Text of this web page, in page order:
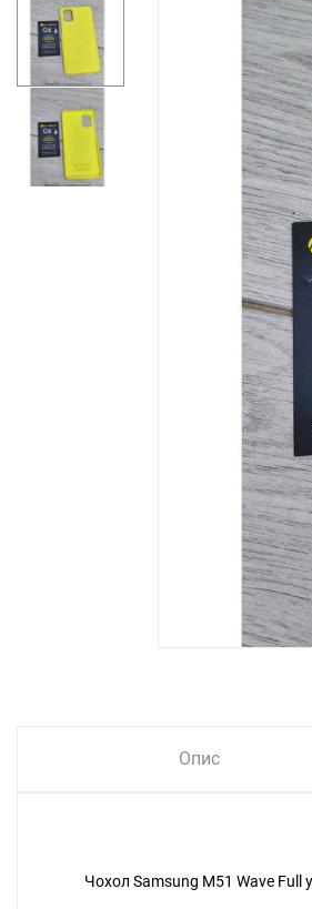
Опис
Чохол Samsung M51 Wave Full